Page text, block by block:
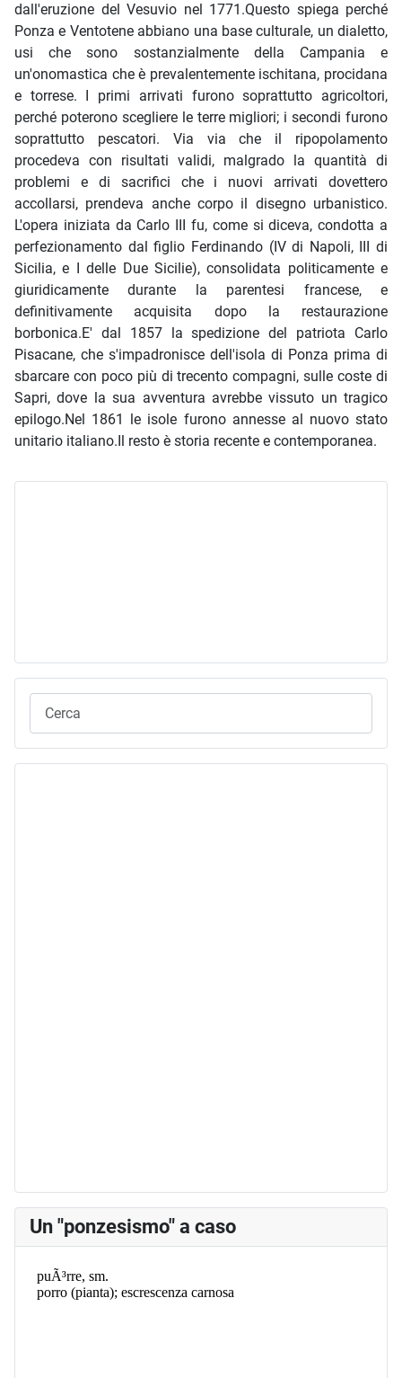
dall'eruzione del Vesuvio nel 1771.Questo spiega perché
Ponza e Ventotene abbiano una base culturale, un dialetto,
usi che sono sostanzialmente della Campania e
un'onomastica che è prevalentemente ischitana, procidana
e torrese. I primi arrivati furono soprattutto agricoltori,
perché poterono scegliere le terre migliori; i secondi furono
soprattutto pescatori. Via via che il ripopolamento
procedeva con risultati validi, malgrado la quantità di
problemi e di sacrifici che i nuovi arrivati dovettero
accollarsi, prendeva anche corpo il disegno urbanistico.
L'opera iniziata da Carlo III fu, come si diceva, condotta a
perfezionamento dal figlio Ferdinando (IV di Napoli, III di
Sicilia, e I delle Due Sicilie), consolidata politicamente e
giuridicamente durante la parentesi francese, e
definitivamente acquisita dopo la restaurazione
borbonica.E' dal 1857 la spedizione del patriota Carlo
Pisacane, che s'impadronisce dell'isola di Ponza prima di
sbarcare con poco più di trecento compagni, sulle coste di
Sapri, dove la sua avventura avrebbe vissuto un tragico
epilogo.Nel 1861 le isole furono annesse al nuovo stato
unitario italiano.Il resto è storia recente e contemporanea.
Un "ponzesismo" a caso